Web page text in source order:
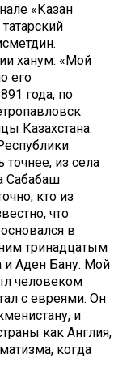
«Казан
ханум: «Мой
его
года, по
Казахстана.
точнее, из села
Сабабаш
кто из
что
в
тринадцатым
и Аден Бану. Мой
человеком
с евреями. Он
и
как Англия,
когда